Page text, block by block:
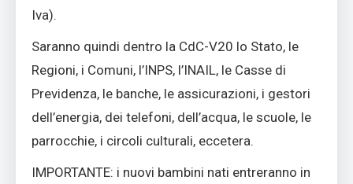
Iva).
Saranno quindi dentro la CdC-V20 lo Stato, le
Regioni, i Comuni, l’INPS, l’INAIL, le Casse di
Previdenza, le banche, le assicurazioni, i gestori
dell’energia, dei telefoni, dell’acqua, le scuole, le
parrocchie, i circoli culturali, eccetera.
IMPORTANTE: i nuovi bambini nati entreranno in